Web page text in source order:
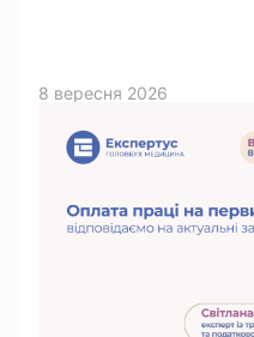
8 вересня 2026